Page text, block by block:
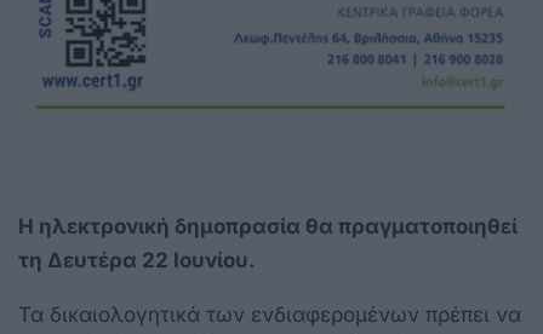
Η ηλεκτρονική δημοπρασία θα πραγματοποιηθεί
τη Δευτέρα 22 Ιουνίου.
Τα δικαιολογητικά των ενδιαφερομένων πρέπει να